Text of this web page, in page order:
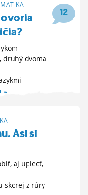
12
druhý dvoma
»
Asi si
aj upiecť,
skorej z rúry